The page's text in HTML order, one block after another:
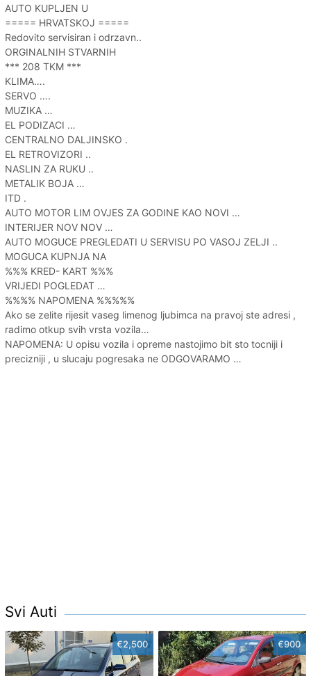
AUTO KUPLJEN U
===== HRVATSKOJ =====
Redovito servisiran i odrzavn..
ORGINALNIH STVARNIH
*** 208 TKM ***
KLIMA….
SERVO ….
MUZIKA …
EL PODIZACI …
CENTRALNO DALJINSKO .
EL RETROVIZORI ..
NASLIN ZA RUKU ..
METALIK BOJA …
ITD .
AUTO MOTOR LIM OVJES ZA GODINE KAO NOVI …
INTERIJER NOV NOV …
AUTO MOGUCE PREGLEDATI U SERVISU PO VASOJ ZELJI ..
MOGUCA KUPNJA NA
%%% KRED- KART %%%
VRIJEDI POGLEDAT …
%%%% NAPOMENA %%%%%
Ako se zelite rijesit vaseg limenog ljubimca na pravoj ste adresi ,
radimo otkup svih vrsta vozila…
NAPOMENA: U opisu vozila i opreme nastojimo bit sto tocniji i
precizniji , u slucaju pogresaka ne ODGOVARAMO …
Svi Auti
€2,500 €900